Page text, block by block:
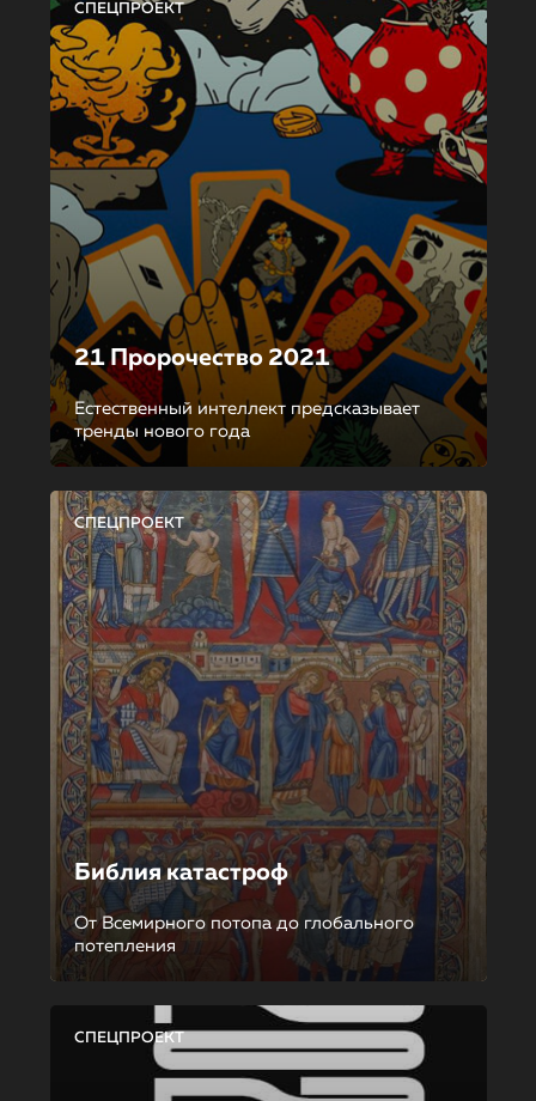
СПЕЦПРОЕКТ
21 Пророчество 2021
Естественный интеллект предсказывает
тренды нового года
СПЕЦПРОЕКТ
Библия катастроф
От Всемирного потопа до глобального
потепления
СПЕЦПРОЕКТ